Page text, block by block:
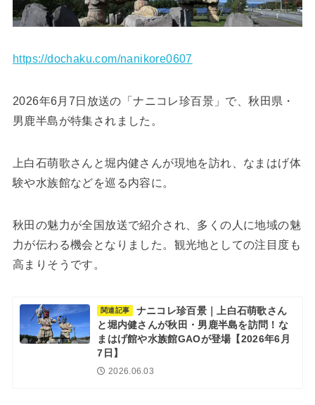
https://dochaku.com/nanikore0607
2026年6月7日放送の「ナニコレ珍百景」で、秋田県・
男鹿半島が特集されました。
上白石萌歌さんと堀内健さんが現地を訪れ、なまはげ体
験や水族館などを巡る内容に。
秋田の魅力が全国放送で紹介され、多くの人に地域の魅
力が伝わる機会となりました。観光地としての注目度も
高まりそうです。
関連記事
ナニコレ珍百景｜上白石萌歌さん
と堀内健さんが秋田・男鹿半島を訪問！な
まはげ館や水族館GAOが登場【2026年6月
7日】
2026.06.03